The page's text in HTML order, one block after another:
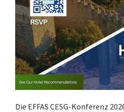
Die EFFAS CESG-Konferenz